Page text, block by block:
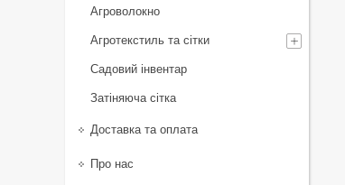
Агроволокно
Агротекстиль та сітки
Садовий інвентар
Затіняюча сітка
Доставка та оплата
Про нас